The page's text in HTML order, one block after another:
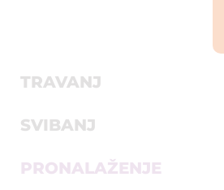
TRAVANJ
SVIBANJ
PRONALAŽENJE